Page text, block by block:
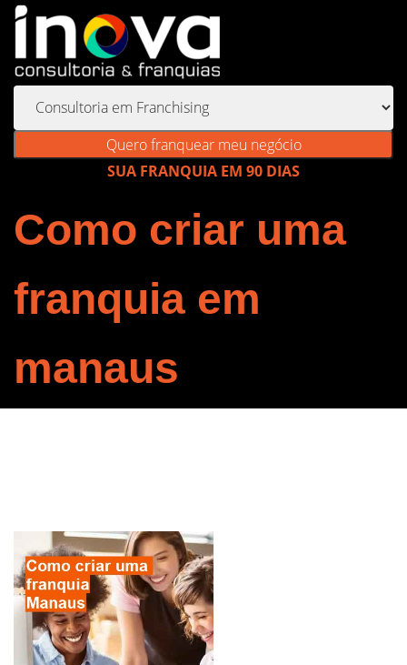
Quero franquear meu negócio
SUA FRANQUIA EM 90 DIAS
Como criar uma
franquia em
manaus